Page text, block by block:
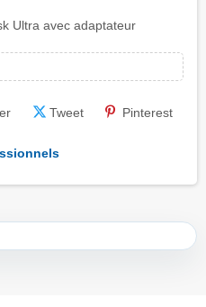
Ultra avec adaptateur
Tweet Pinterest